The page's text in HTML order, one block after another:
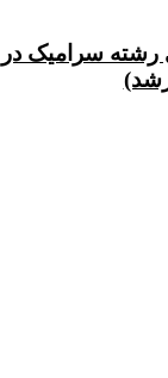
رشته سرامیک در